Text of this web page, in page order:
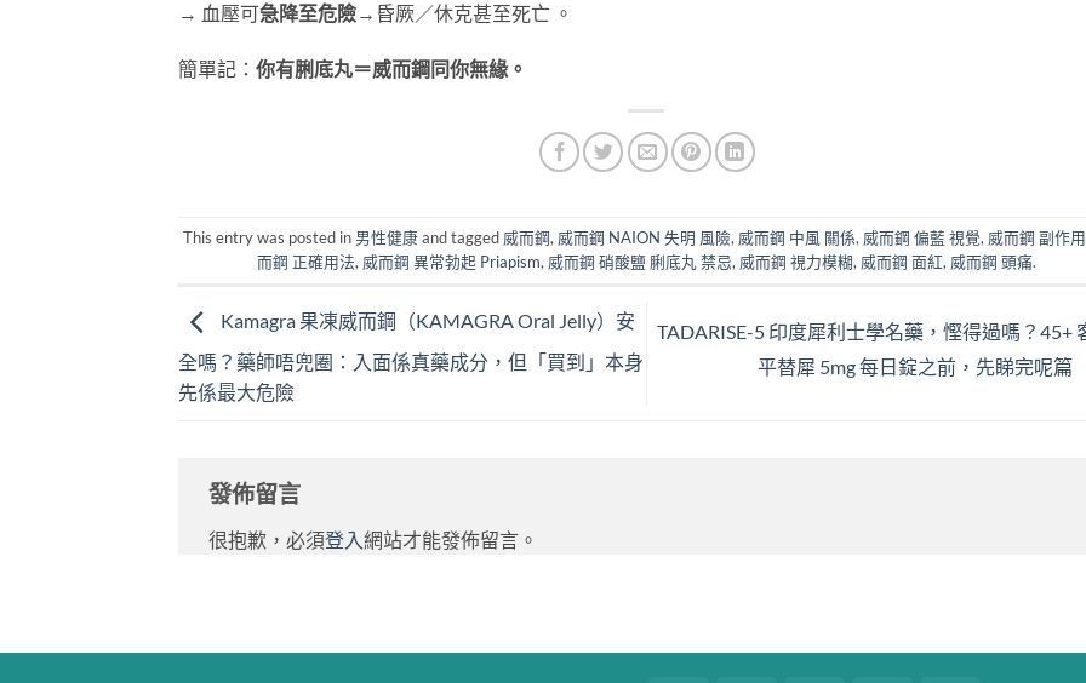
→ 血壓可急降至危險→昏厥／休克甚至死亡 。
簡單記： 你有脷底丸＝威而鋼同你無緣。
This entry was posted in 男性健康and tagged 威而鋼, 威而鋼 NAION 失明 風險, 威而鋼 中風 關係, 威而鋼 偏藍 視覺, 威而鋼 副作用
而鋼 正確用法, 威而鋼 異常勃起 Priapism, 威而鋼 硝酸鹽 脷底丸 禁忌, 威而鋼 視力模糊, 威而鋼 面紅, 威而鋼 頭痛.
Kamagra 果凍威而鋼（KAMAGRA Oral Jelly）安
全嗎？藥師唔兜圈：入面係真藥成分，但「買到」本身
先係最大危險
TADARISE-5 印度犀利士學名藥，慳得過嗎？45+
平替犀 5mg 每日錠之前，先睇完呢篇
發佈留言
很抱歉，必須登入網站才能發佈留言。